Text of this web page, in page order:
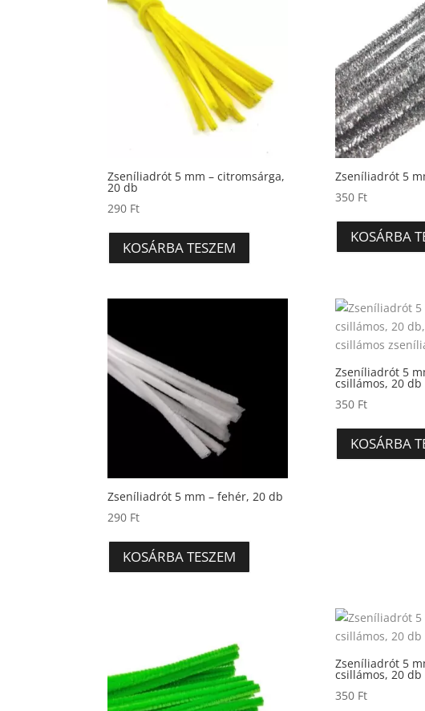
Zseníliadrót 5 mm – citromsárga,
20 db
290 Ft
KOSÁRBA TESZEM
Zseníliadrót 5
350 Ft
KOSÁRBA
Zseníliadrót 5 mm – fehér, 20 db
290 Ft
KOSÁRBA TESZEM
Zseníliadrót 5
csillámos, 20 db
350 Ft
KOSÁRBA
Zseníliadrót 5
csillámos, 20 db
350 Ft